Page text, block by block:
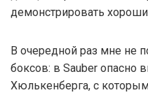
демонстрировать
В очередной раз мне не
боксов: в Sauber опасно
Хюлькенберга, с